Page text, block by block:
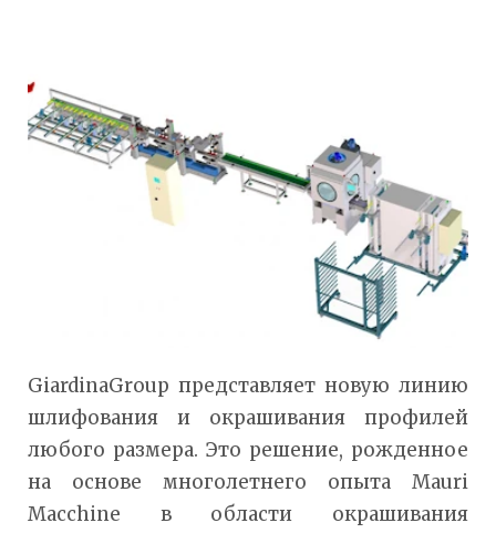
GiardinaGroup представляет новую линию
шлифования и окрашивания профилей
любого размера. Это решение, рожденное
на основе многолетнего опыта Mauri
Macchine в области окрашивания